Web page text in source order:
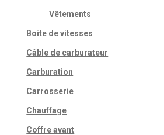
Vêtements
Boite de vitesses
Câble de carburateur
Carburation
Carrosserie
Chauffage
Coffre avant